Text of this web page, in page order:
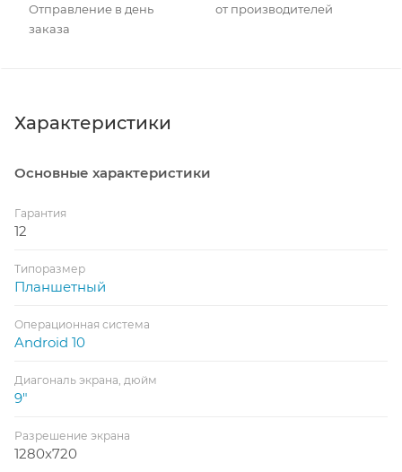
Отправление в день
заказа
от производителей
Характеристики
Основные характеристики
Гарантия
12
Типоразмер
Планшетный
Операционная система
Android 10
Диагональ экрана, дюйм
9"
Разрешение экрана
1280x720